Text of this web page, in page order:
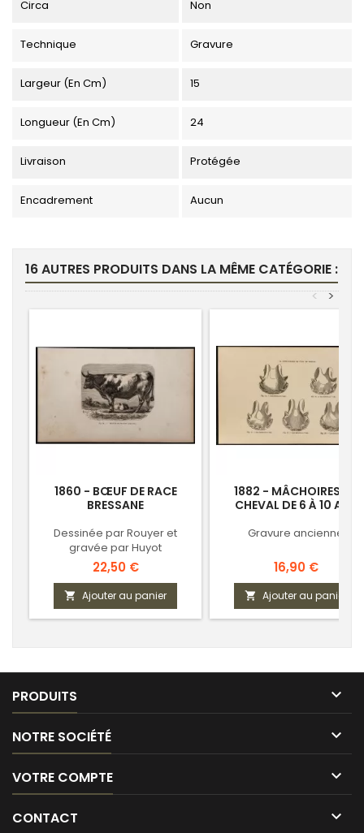
Circa Non
Technique Gravure
Largeur (en Cm) 15
Longueur (en Cm) 24
Livraison Protégée
Encadrement Aucun
16 AUTRES PRODUITS DANS LA MÊME CATÉGORIE :
>
<
1860 - BŒUF DE RACE
BRESSANE
Dessinée par Rouyer et
gravée par Huyot
Prix
22,50 €
 Ajouter au panier
1882 - MÂCHOIRES DE
CHEVAL DE 6 À 10 ANS
Gravure ancienne
Prix
16,90 €
 Ajouter au panier
PRODUITS 
NOTRE SOCIÉTÉ 
VOTRE COMPTE 
CONTACT 